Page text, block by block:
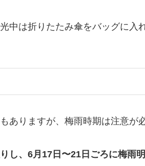
中は折りたたみ傘をバッグに入
ありますが、梅雨時期は注意が
し、6月17日〜21日ごろに梅雨